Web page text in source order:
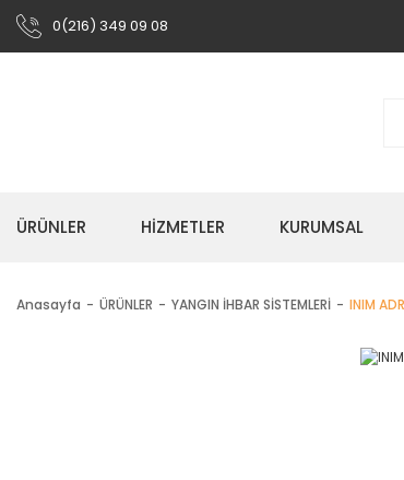
0(216) 349 09 08
ÜRÜNLER HIZMETLER KURUMSAL
Anasayfa ÜRÜNLER YANGIN İHBAR SİSTEMLERİ INIM